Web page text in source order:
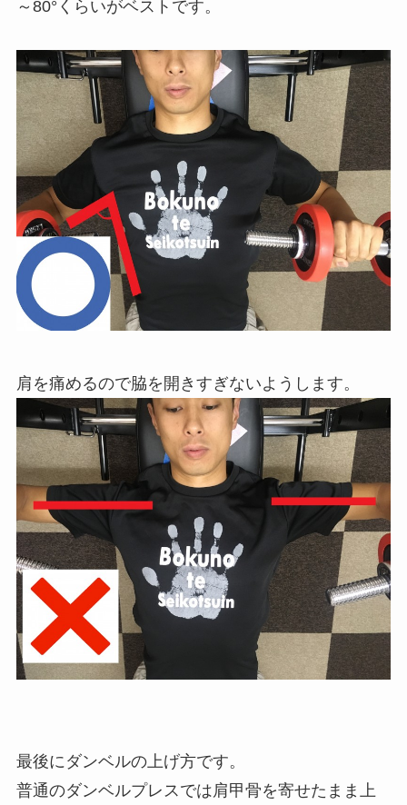
～80°くらいがベストです。
肩を痛めるので脇を開きすぎないようします。
最後にダンベルの上げ方です。
普通のダンベルプレスでは肩甲骨を寄せたまま上